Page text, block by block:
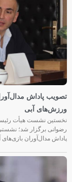
تصویب پاداش
ورزش‌های آبی
نخستین نشست هیأت
رضوانی برگزار شد؛
پاداش مدال‌آوران بازی‌های